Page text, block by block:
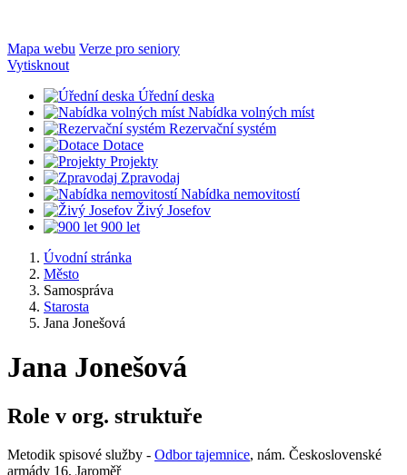
Mapa webu Verze pro seniory
Vytisknout
Úřední deska
Nabídka volných míst
Rezervační systém
Dotace
Projekty
Zpravodaj
Nabídka nemovitostí
Živý Josefov
900 let
Úvodní stránka
Město
Samospráva
Starosta
Jana Jonešová
Jana Jonešová
Role v org. struktuře
Metodik spisové služby - Odbor tajemnice, nám. Československé
armády 16, Jaroměř